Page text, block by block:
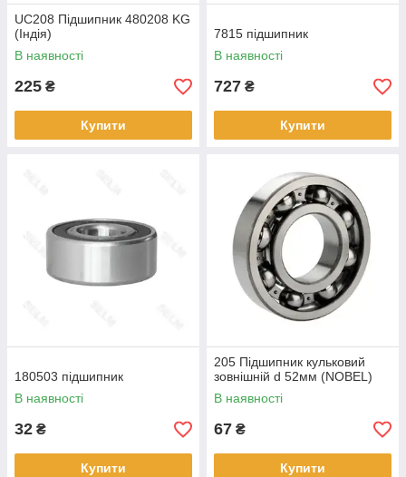
UC208 Підшипник 480208 KG
(Індія)
В наявності
225 ₴
Купити
7815 підшипник
В наявності
727 ₴
Купити
180503 підшипник
В наявності
32 ₴
Купити
205 Підшипник кульковий
зовнішній d 52мм (NOBEL)
В наявності
67 ₴
Купити